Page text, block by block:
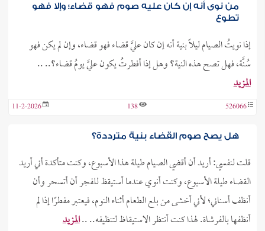
من نوى أنه إن كان عليه صوم فهو قضاء؛ وإلا فهو
تطوع
إذا نويتُ الصيام ليلًا بنية أنه إن كان عليَّ قضاء فهو قضاء، وإن لم يكن فهو
سُنَّة، فهل تصح هذه النية؟ وهل إذا أفطرتُ يكون عليَّ يومُ قضاء؟.. ..
المزيد
526066
138
11-2-2026
هل يصح صوم القضاء بنية مترددة؟
قلت لنفسي: أريد أن أقضي الصيام طيلة هذا الأسبوع، وكنت متأكدة أني أريد
القضاء طيلة الأسبوع، وكنت أنوي عندما أستيقظ للفجر أن أتسحر وأن
أنظف أسناني؛ لأني أخشى من بلع الطعام أثناء النوم، فيعتبر مفطرًا إذا لم
أنظفها بالفرشاة. لهذا كنت أنتظر الاستيقاظ لتنظيفه.. ..المزيد